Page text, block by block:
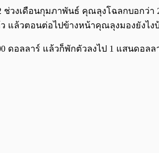
ช่วงเดือนกุมภาพันธ์ คุณลุงโฉลกบอกว่
แล้วตอนต่อไปข้างหน้าคุณลุงมองยังไ
ดอลลาร์ แล้วก็พักตัวลงไป 1 แสนดอ